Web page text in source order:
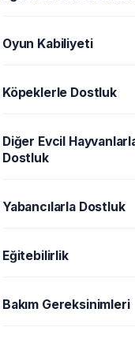
Oyun Kabiliyeti
Köpeklerle Dostluk
Diğer Evcil
Dostluk
Yabancılarla Dostluk
Eğitebilirlik
Bakım Gereksinimleri